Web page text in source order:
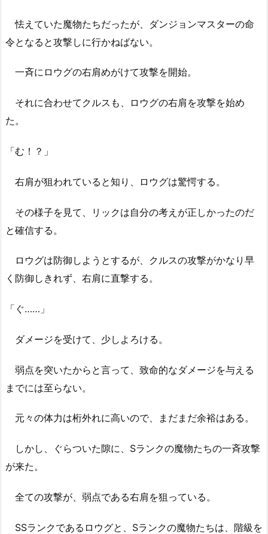
怯えていた魔物たちだったが、ダンジョンマスターの命
令となると攻撃しに行かねばない。
一斉にロウグの右肩めがけて攻撃を開始。
それに合わせてクルスも、ロウグの右肩を攻撃を始め
た。
「む！？」
右肩が狙われていると知り、ロウグは驚愕する。
その様子を見て、リックは自分の考えが正しかったのだ
と確信する。
ロウグは防御しようとするが、クルスの攻撃がかなり早
く防御しきれず、右肩に直撃する。
「ぐ……」
ダメージを受けて、少しよろける。
弱点を突いたからと言って、致命的なダメージを与える
までには至らない。
元々の体力は桁外れに高いので、まだまだ余裕はある。
しかし、ぐらついた隙に、Sランクの魔物たちの一斉攻撃
が来た。
全ての攻撃が、弱点である右肩を狙っている。
SSランクであるロウグと、Sランクの魔物たちは、階級を